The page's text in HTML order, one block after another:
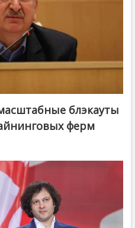
блэкауты
ферм